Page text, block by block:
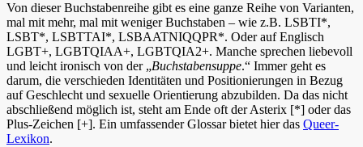
Von dieser Buchstabenreihe gibt es eine ganze Reihe von Varianten,
mal mit mehr, mal mit weniger Buchstaben – wie z.B. LSBTI*,
LSBT*, LSBTTAI*, LSBAATNIQQPR*. Oder auf Englisch
LGBT+, LGBTQIAA+, LGBTQIA2+. Manche sprechen liebevoll
und leicht ironisch von der „Buchstabensuppe.“ Immer geht es
darum, die verschieden Identitäten und Positionierungen in Bezug
auf Geschlecht und sexuelle Orientierung abzubilden. Da das nicht
abschließend möglich ist, steht am Ende oft der Asterix [*] oder das
Plus-Zeichen [+]. Ein umfassender Glossar bietet hier das Queer-
Lexikon.